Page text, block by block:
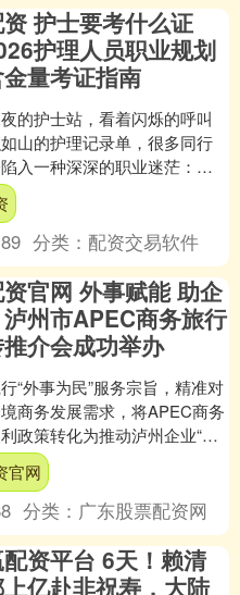
护士要考什么证
护理人员职业规划
量考证指南
的护士站，看着闪烁的呼叫
山的护理记录单，很多同行
入一种深深的职业迷茫：天
转，三班倒熬坏了身体，未
该怎么走？尤其....
分类： 配资交易软件
官网 外事赋能 助企
州市APEC商务旅行
介会成功举办
“外事为民”服务宗旨，精准对
商务发展需求，将APEC商务
政策转化为推动泸州企业“走
劲动力，4月16日，由四川省外
官网
分类： 广东股票配资网
资平台 6天！赖清
亿赴非祝寿，大陆